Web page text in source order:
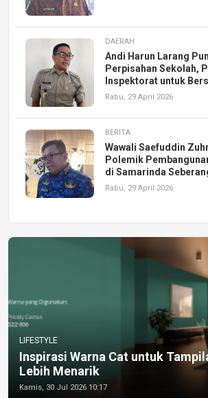
DAERAH
Andi Harun Larang
Perpisahan Sekolah,
Inspektorat untuk
Rabu, 29 April 2026
BERITA
Wawali Saefuddin
Polemik
di Samarinda
Rabu, 29 April 2026
LIFESTYLE
Inspirasi Warna Cat untuk
Lebih Menarik
Kamis, 30 Jul 2026 10:17